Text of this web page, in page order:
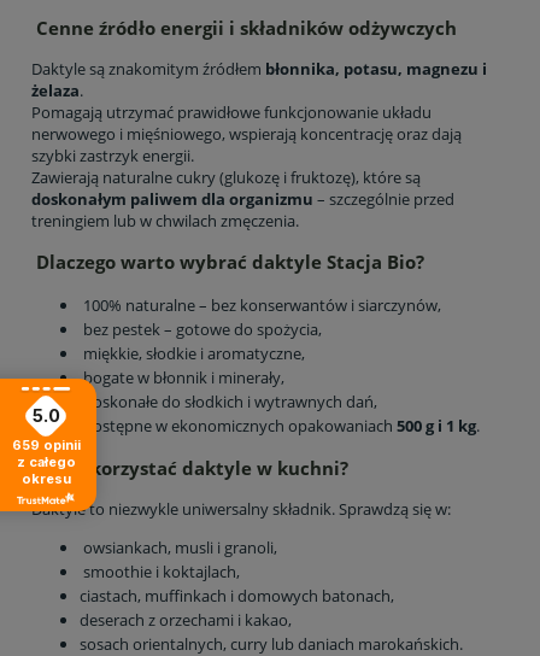
Cenne źródło energii i składników odżywczych
Daktyle są znakomitym źródłem błonnika, potasu, magnezu i
żelaza.
Pomagają utrzymać prawidłowe funkcjonowanie układu
nerwowego i mięśniowego, wspierają koncentrację oraz dają
szybki zastrzyk energii.
Zawierają naturalne cukry (glukozę i fruktozę), które są
doskonałym paliwem dla organizmu – szczególnie przed
treningiem lub w chwilach zmęczenia.
Dlaczego warto wybrać daktyle Stacja Bio?
100% naturalne – bez konserwantów i siarczynów,
bez pestek – gotowe do spożycia,
miękkie, słodkie i aromatyczne,
bogate w błonnik i minerały,
doskonałe do słodkich i wytrawnych dań,
dostępne w ekonomicznych opakowaniach 500 g i 1 kg.
Jak wykorzystać daktyle w kuchni?
Daktyle to niezwykle uniwersalny składnik. Sprawdzą się w:
owsiankach, musli i granoli,
smoothie i koktajlach,
ciastach, muffinkach i domowych batonach,
deserach z orzechami i kakao,
sosach orientalnych, curry lub daniach marokańskich.
5.0
659 opinii
z całego
okresu